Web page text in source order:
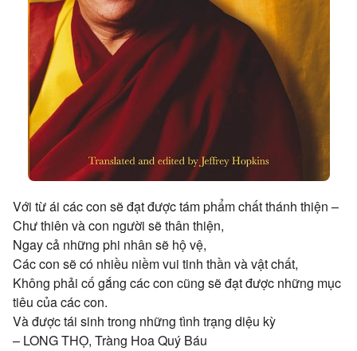
Với từ ái các con sẽ đạt được tám phẩm chất thánh thiện –
Chư thiên và con người sẽ thân thiện,
Ngay cả những phi nhân sẽ hộ vệ,
Các con sẽ có nhiều niềm vui tinh thần và vật chất,
Không phải cố gắng các con cũng sẽ đạt được những mục
tiêu của các con.
Và được tái sinh trong những tình trạng diệu kỳ
– LONG THỌ, Tràng Hoa Quý Báu